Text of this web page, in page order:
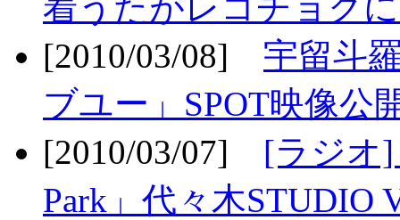
[2010/03/08] 宇留斗
ブユー」SPOT映像公
[2010/03/07] [ラジオ]
Park」代々木STUDIO